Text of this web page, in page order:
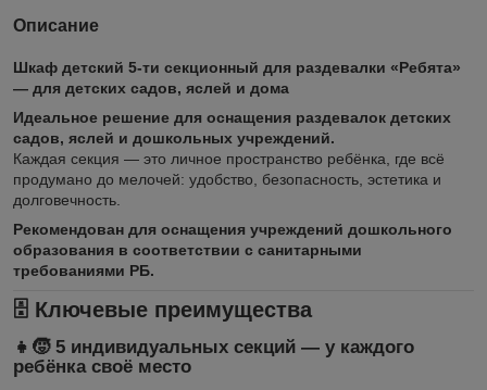
Описание
Шкаф детский 5-ти секционный для раздевалки «Ребята»
— для детских садов, яслей и дома
Идеальное решение для оснащения раздевалок детских
садов, яслей и дошкольных учреждений.
Каждая секция — это личное пространство ребёнка, где всё
продумано до мелочей: удобство, безопасность, эстетика и
долговечность.
Рекомендован для оснащения учреждений дошкольного
образования в соответствии с санитарными
требованиями РБ.
🗄️ Ключевые преимущества
👧🧒 5 индивидуальных секций — у каждого
ребёнка своё место